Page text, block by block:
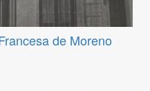
de Moreno